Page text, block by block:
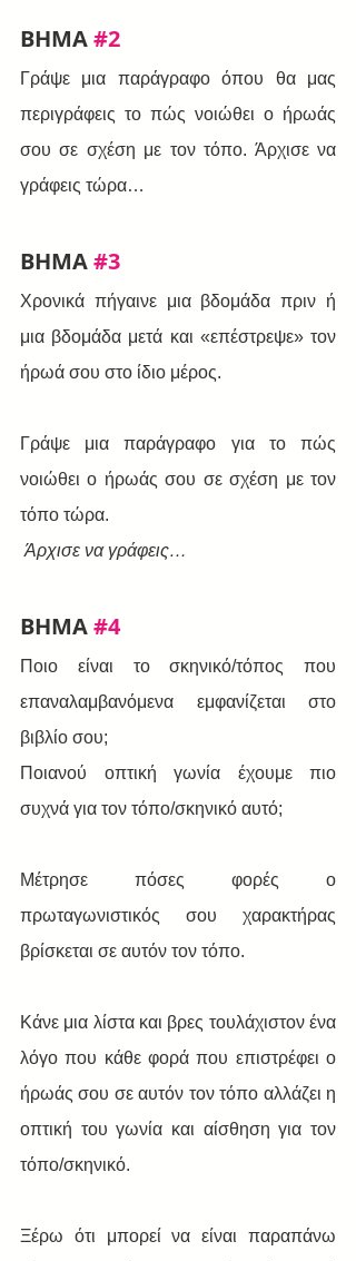
BHMA #2
Γράψε μια παράγραφο όπου θα μας
περιγράφεις το πώς νοιώθει ο ήρωάς
σου σε σχέση με τον τόπο. Άρχισε να
γράφεις τώρα…
BHMA #3
Χρονικά πήγαινε μια βδομάδα πριν ή
μια βδομάδα μετά και «επέστρεψε» τον
ήρωά σου στο ίδιο μέρος.
Γράψε μια παράγραφο για το πώς
νοιώθει ο ήρωάς σου σε σχέση με τον
τόπο τώρα.
Άρχισε να γράφεις…
BHMA #4
Ποιο είναι το σκηνικό/τόπος που
επαναλαμβανόμενα εμφανίζεται στο
βιβλίο σου;
Ποιανού οπτική γωνία έχουμε πιο
συχνά για τον τόπο/σκηνικό αυτό;
Μέτρησε πόσες φορές ο
πρωταγωνιστικός σου χαρακτήρας
βρίσκεται σε αυτόν τον τόπο.
Κάνε μια λίστα και βρες τουλάχιστον ένα
λόγο που κάθε φορά που επιστρέφει ο
ήρωάς σου σε αυτόν τον τόπο αλλάζει η
οπτική του γωνία και αίσθηση για τον
τόπο/σκηνικό.
Ξέρω ότι μπορεί να είναι παραπάνω